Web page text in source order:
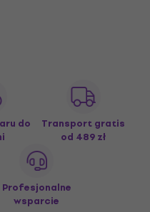
do
Transport gratis
od 489 zł
Profesjonalne
wsparcie